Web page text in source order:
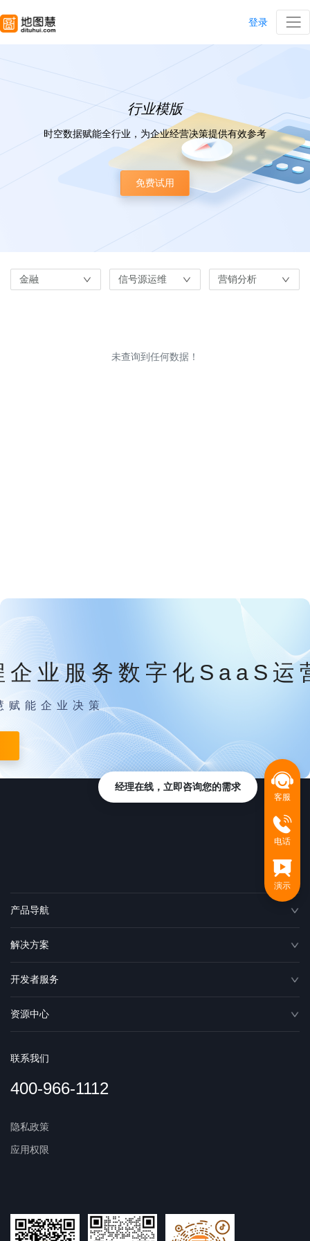
登录
行业模版
时空数据赋能全行业，为企业经营决策提供有效参考
免费试用
金融 信号源运维 营销分析
未查询到任何数据！
企业服务数字化SaaS运
赋能企业决策
产品导航
解决方案
开发者服务
资源中心
联系我们
400-966-1112
隐私政策
应用权限
客服
电话
演示
经理在线，立即咨询您的需求